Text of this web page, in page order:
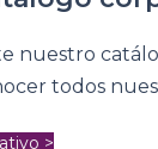
nuestro
todos
>